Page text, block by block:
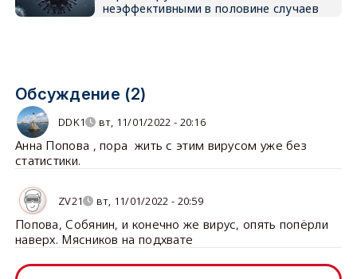
неэффективными в половине случаев
Обсуждение (2)
DDK1 вт, 11/01/2022 - 20:16
Анна Попова , пора жить с этим вирусом уже без
статистики.
ZV21 вт, 11/01/2022 - 20:59
Попова, Собянин, и конечно же вирус, опять попёрли
наверх. Мясников на подхвате